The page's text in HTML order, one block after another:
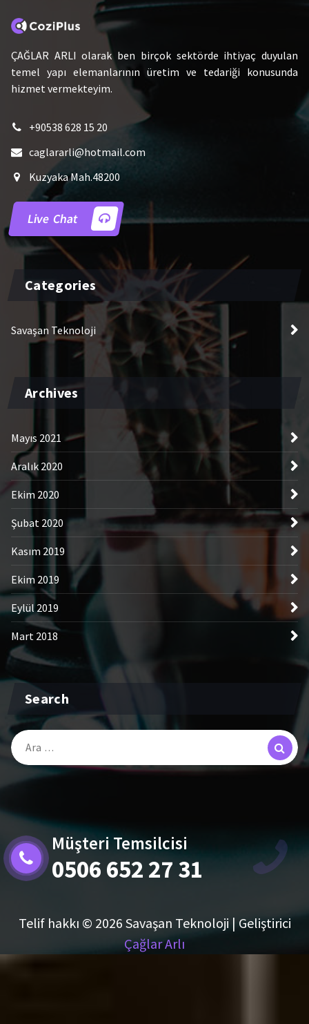
ÇAĞLAR ARLI olarak ben birçok sektörde ihtiyaç duyulan
temel yapı elemanlarının üretim ve tedariği konusunda
hizmet vermekteyim.
+90538 628 15 20
caglararli@hotmail.com
Kuzyaka Mah.48200
Live Chat
Categories
Savaşan Teknoloji
Archives
Mayıs 2021
Aralık 2020
Ekim 2020
Şubat 2020
Kasım 2019
Ekim 2019
Eylül 2019
Mart 2018
Search
Arama:
Müşteri Temsilcisi
0506 652 27 31
Telif hakkı © 2026 Savaşan Teknoloji | Geliştirici
Çağlar Arlı